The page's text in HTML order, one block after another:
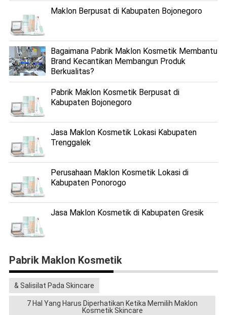
Maklon Berpusat di Kabupaten Bojonegoro
Bagaimana Pabrik Maklon Kosmetik Membantu
Brand Kecantikan Membangun Produk
Berkualitas?
Pabrik Maklon Kosmetik Berpusat di
Kabupaten Bojonegoro
Jasa Maklon Kosmetik Lokasi Kabupaten
Trenggalek
Perusahaan Maklon Kosmetik Lokasi di
Kabupaten Ponorogo
Jasa Maklon Kosmetik di Kabupaten Gresik
Pabrik Maklon Kosmetik
& Salisilat Pada Skincare
7 Hal Yang Harus Diperhatikan Ketika Memilih Maklon
Kosmetik Skincare